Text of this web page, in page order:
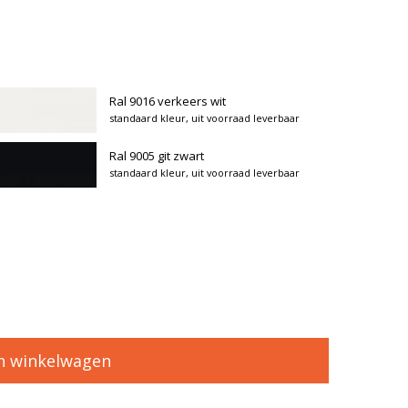
Ral 9016 verkeers wit
standaard kleur, uit voorraad leverbaar
Ral 9005 git zwart
standaard kleur, uit voorraad leverbaar
winkelwagen